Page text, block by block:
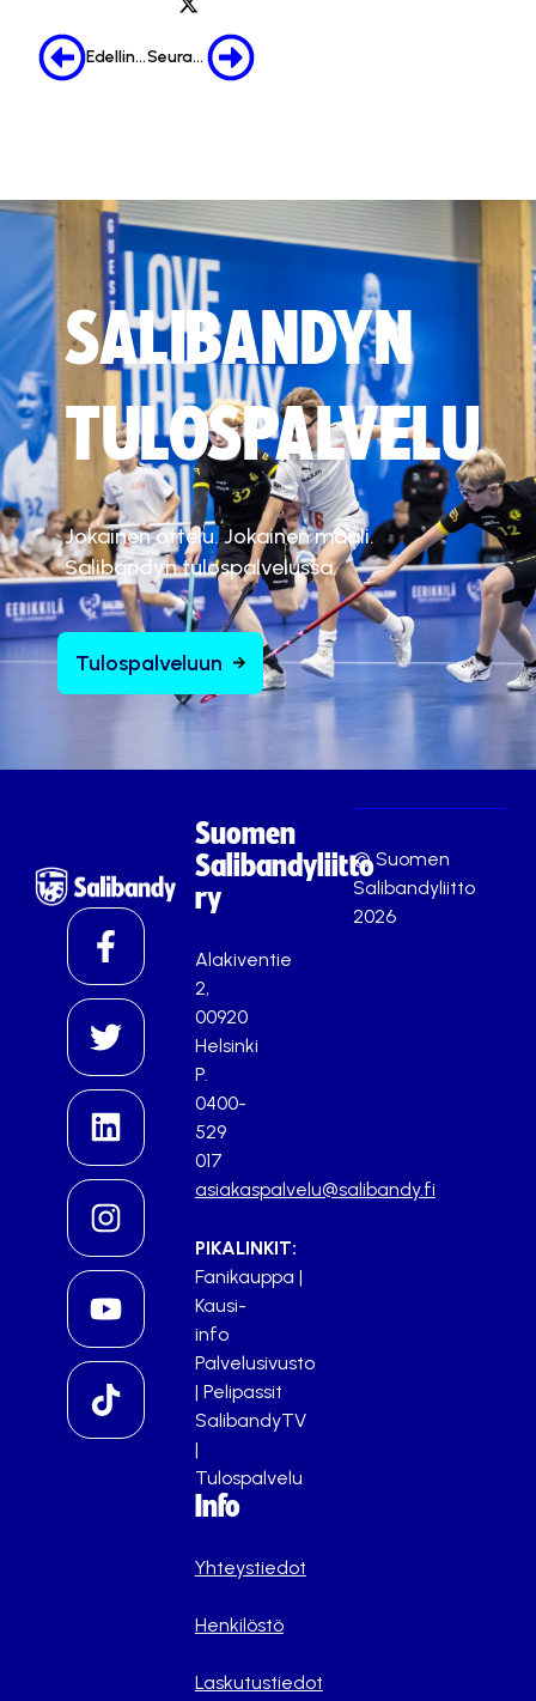
Edellinen Seuraava
SALIBANDYN
TULOSPALVELU
Jokainen ottelu. Jokainen maali.
Salibandyn tulospalvelussa.
Tulospalveluun
Suomen
Salibandyliitto
ry
Alakiventie
2,
00920
Helsinki
P.
0400-
529
017
asiakaspalvelu@salibandy.fi
PIKALINKIT:
Fanikauppa |
Kausi-
info
Palvelusivusto
| Pelipassit
SalibandyTV
|
Tulospalvelu
Info
Yhteystiedot
Henkilöstö
Laskutustiedot
© Suomen
Salibandyliitto
2026